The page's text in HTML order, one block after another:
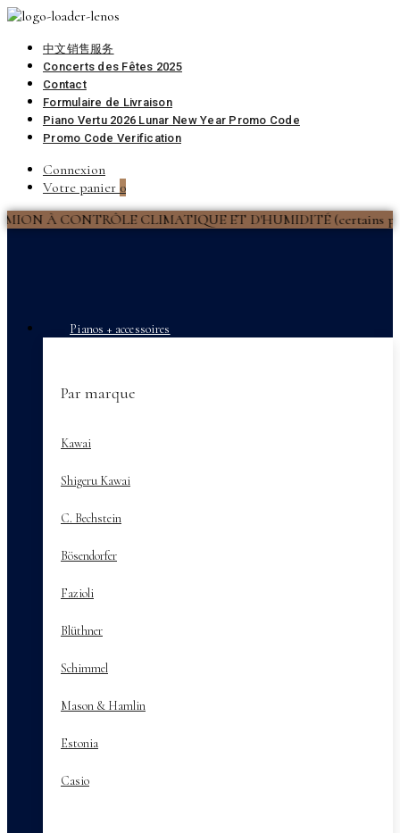
中文销售服务
Concerts des Fêtes 2025
Contact
Formulaire de Livraison
Piano Vertu 2026 Lunar New Year Promo Code
Promo Code Verification
Connexion
Votre panier 0
CONTRÔLE CLIMATIQUE ET D'HUMIDITÉ (certains
Pianos + accessoires
Par marque
Kawai
Shigeru Kawai
C. Bechstein
Bösendorfer
Fazioli
Blüthner
Schimmel
Mason & Hamlin
Estonia
Casio